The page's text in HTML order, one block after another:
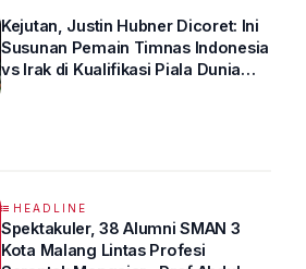
Kejutan, Justin Hubner Dicoret: Ini
Susunan Pemain Timnas Indonesia
vs Irak di Kualifikasi Piala Dunia
HEADLINE
Spektakuler, 38 Alumni SMAN 3
Kota Malang Lintas Profesi